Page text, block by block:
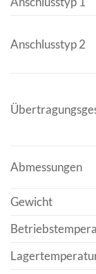
Anschlusstyp 2
Abmessungen
Gewicht